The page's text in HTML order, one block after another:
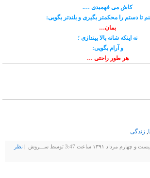
کاش می فهمیدی ….
تا دستم را محکمتر بگیری و بلندتر بگویی:
بمان…
نه اینکه شانه بالا بیندازی ؛
و آرام بگویى:
هر طور راحتى …
, زندگی
۱۳۹۱ ساعت 3:47 توسط ســـروش |
نظر